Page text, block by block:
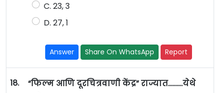
C. 23, 3
D. 27, 1
Answer Share On WhatsApp Report
18.
“फिल्म आणि दूरचित्रवाणी केंद्र” राज्यात……….येथे